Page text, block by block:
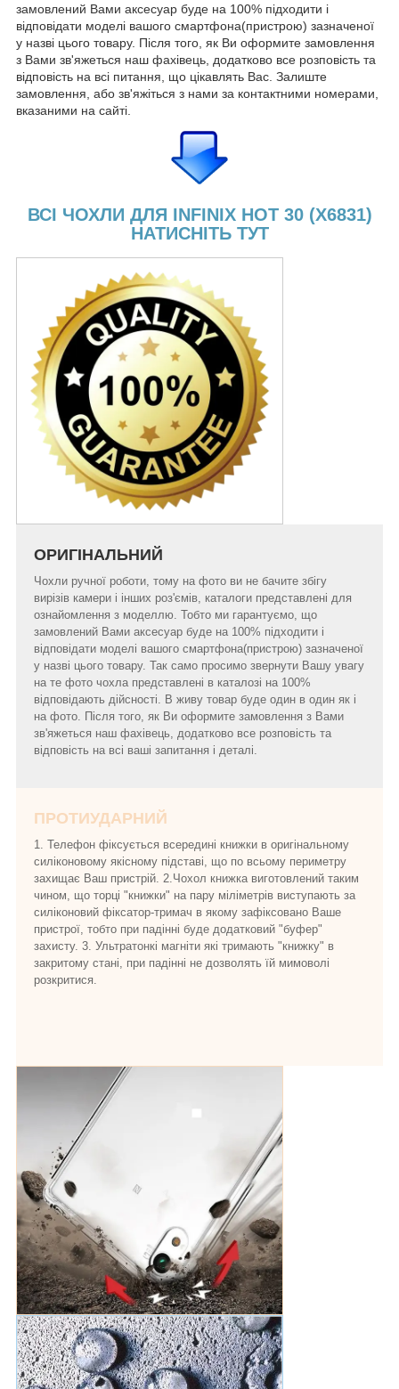
замовлений Вами аксесуар буде на 100% підходити і
відповідати моделі вашого смартфона(пристрою) зазначеної
у назві цього товару. Після того, як Ви оформите замовлення
з Вами зв'яжеться наш фахівець, додатково все розповість та
відповість на всі питання, що цікавлять Вас. Залиште
замовлення, або зв'яжіться з нами за контактними номерами,
вказаними на сайті.
ВСІ ЧОХЛИ ДЛЯ INFINIX HOT 30 (X6831)
НАТИСНІТЬ ТУТ
ОРИГІНАЛЬНИЙ
Чохли ручної роботи, тому на фото ви не бачите збігу
вирізів камери і інших роз'ємів, каталоги представлені для
ознайомлення з моделлю. Тобто ми гарантуємо, що
замовлений Вами аксесуар буде на 100% підходити і
відповідати моделі вашого смартфона(пристрою) зазначеної
у назві цього товару. Так само просимо звернути Вашу увагу
на те фото чохла представлені в каталозі на 100%
відповідають дійсності. В живу товар буде один в один як і
на фото. Після того, як Ви оформите замовлення з Вами
зв'яжеться наш фахівець, додатково все розповість та
відповість на всі ваші запитання і деталі.
ПРОТИУДАРНИЙ
1. Телефон фіксується всередині книжки в оригінальному
силіконовому якісному підставі, що по всьому периметру
захищає Ваш пристрій. 2.Чохол книжка виготовлений таким
чином, що торці "книжки" на пару міліметрів виступають за
силіконовий фіксатор-тримач в якому зафіксовано Ваше
пристрої, тобто при падінні буде додатковий "буфер"
захисту. 3. Ультратонкі магніти які тримають "книжку" в
закритому стані, при падінні не дозволять їй мимоволі
розкритися.